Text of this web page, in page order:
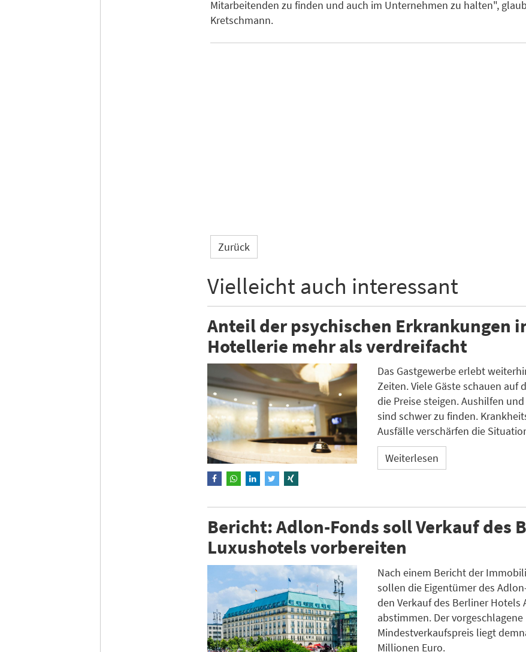
Mitarbeitenden zu finden und auch im Unternehmen zu halten",
Kretschmann.
Zurück
Vielleicht auch interessant
Anteil der psychischen Erkrankungen
Hotellerie mehr als verdreifacht
Das Gastgewerbe erlebt
Zeiten. Viele Gäste schauen auf
die Preise steigen. Aushilfen
sind schwer zu finden.
Ausfälle verschärfen die
Weiterlesen
Bericht: Adlon-Fonds soll Verkauf des
Luxushotels vorbereiten
Nach einem Bericht der
sollen die Eigentümer des
den Verkauf des Berliner Hotels
abstimmen. Der vorgeschlagene
Mindestverkaufspreis liegt
Millionen Euro.